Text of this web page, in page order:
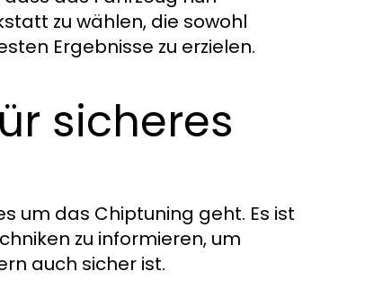
zu wählen, die sowohl
Ergebnisse zu erzielen.
sicheres
um das Chiptuning geht. Es ist
zu informieren, um
auch sicher ist.